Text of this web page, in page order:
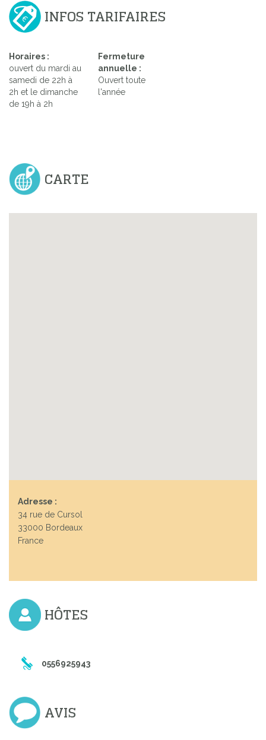
INFOS TARIFAIRES
Horaires :
ouvert du mardi au
samedi de 22h à
2h et le dimanche
de 19h à 2h
Fermeture
annuelle :
Ouvert toute
l'année
CARTE
Adresse :
34 rue de Cursol
33000 Bordeaux
France
HÔTES
0556925943
AVIS